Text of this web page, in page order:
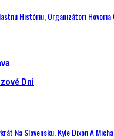
Históriu, Organizátori Hovoria
Dni
Na Slovensku. Kyle Dixon A